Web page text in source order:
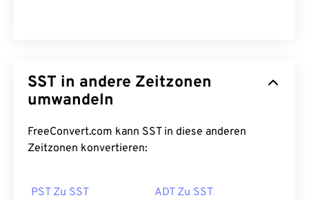
SST in andere Zeitzonen
umwandeln
FreeConvert.com kann SST in diese anderen
Zeitzonen konvertieren:
PST Zu SST ADT Zu SST